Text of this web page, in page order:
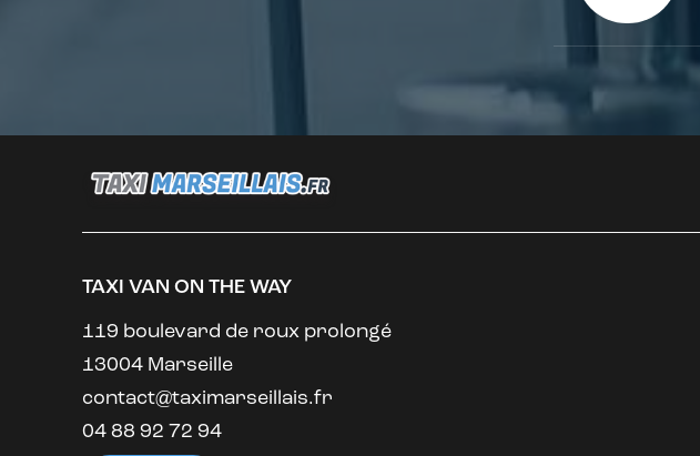
TAXI VAN ON THE WAY
119 boulevard de roux prolongé
13004 Marseille
contact@taximarseillais.fr
04 88 92 72 94